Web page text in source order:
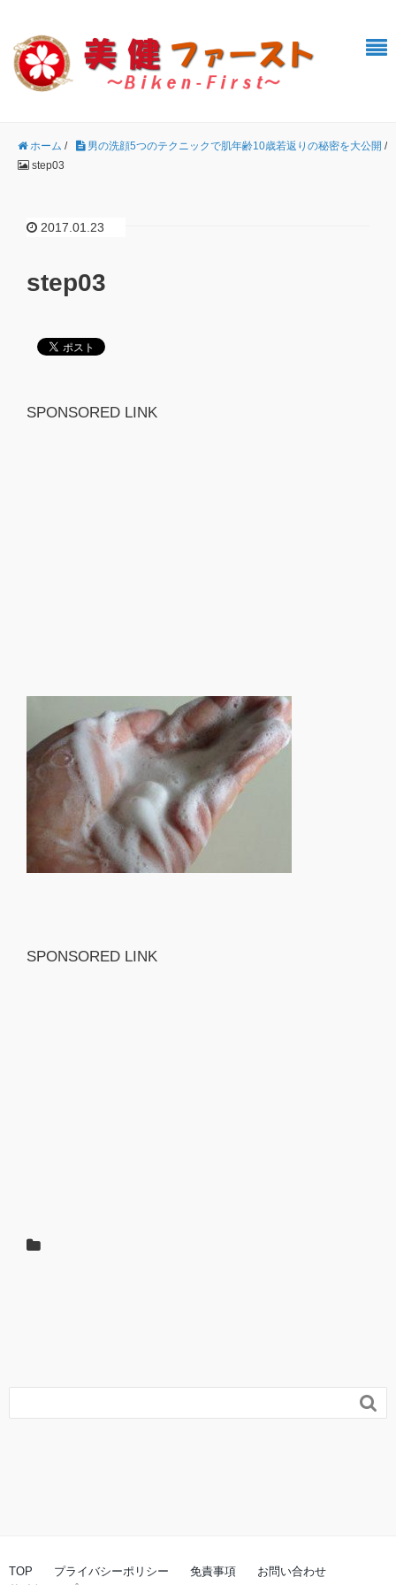
ホーム / 男の洗顔5つのテクニックで肌年齢10歳若返りの秘密を大公開 /
step03
2017.01.23
step03
SPONSORED LINK
SPONSORED LINK

TOP プライバシーポリシー 免責事項
お問い合わせ